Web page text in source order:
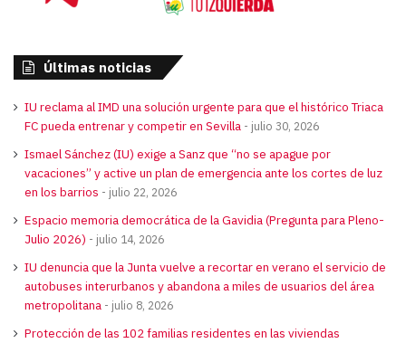
Últimas noticias
IU reclama al IMD una solución urgente para que el histórico Triaca
FC pueda entrenar y competir en Sevilla
julio 30, 2026
Ismael Sánchez (IU) exige a Sanz que “no se apague por
vacaciones” y active un plan de emergencia ante los cortes de luz
en los barrios
julio 22, 2026
Espacio memoria democrática de la Gavidia (Pregunta para Pleno-
Julio 2026)
julio 14, 2026
IU denuncia que la Junta vuelve a recortar en verano el servicio de
autobuses interurbanos y abandona a miles de usuarios del área
metropolitana
julio 8, 2026
Protección de las 102 familias residentes en las viviendas